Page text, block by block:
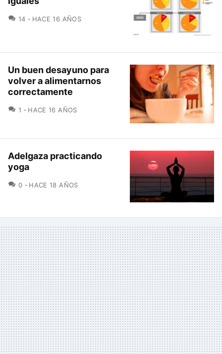
14 COMENTARIOS
HACE 16 AÑOS
Un buen desayuno para
volver a alimentarnos
correctamente
1 COMENTARIOS
HACE 16 AÑOS
Adelgaza practicando
yoga
0 COMENTARIOS
HACE 18 AÑOS